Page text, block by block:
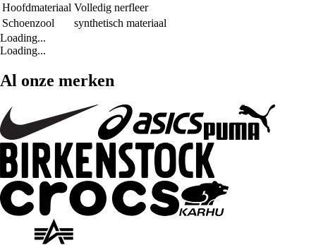
Hoofdmateriaal Volledig nerfleer
Schoenzool
synthetisch materiaal
Loading...
Loading...
Al onze merken